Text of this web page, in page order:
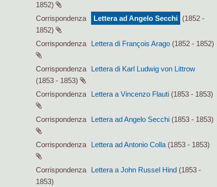
1852)
Corrispondenza
Lettera ad Angelo Secchi (1852 -
1852)
Corrispondenza
Lettera di François Arago (1852 - 1852)
Corrispondenza
Lettera di Karl Ludwig von Littrow
(1853 - 1853)
Corrispondenza
Lettera a Vincenzo Flauti (1853 - 1853)
Corrispondenza Lettera ad Angelo Secchi (1853 - 1853)
Corrispondenza Lettera ad Antonio Colla (1853 - 1853)
Corrispondenza Lettera a John Russel Hind (1853 -
1853)